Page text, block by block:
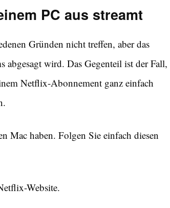
PC aus streamt
Gründen nicht treffen, aber das
abgesagt wird. Das Gegenteil ist der Fall,
Netflix-Abonnement ganz einfach
Mac haben. Folgen Sie einfach diesen
Website.